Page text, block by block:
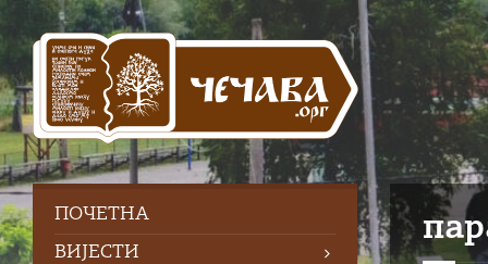
Skip
content
Skip
left
sidebar
Skip
footer
ПOЧЕТНА
ВИЈЕСТИ